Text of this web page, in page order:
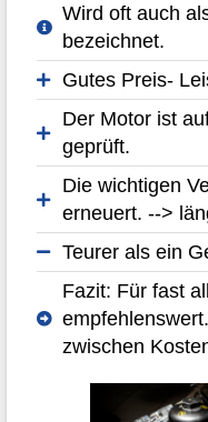
Wird oft auch
bezeichnet.
Gutes Preis-
Der Motor ist
geprüft.
Die wichtigen
erneuert. -->
Teurer als ein
Fazit: Für fast
zwischen